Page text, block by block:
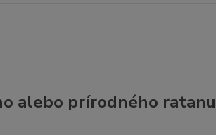
alebo prírodného ratanu